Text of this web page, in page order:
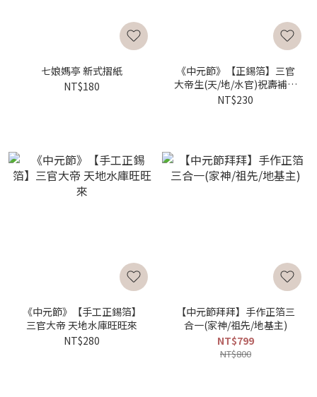
七娘媽亭 新式摺紙
NT$180
《中元節》【正錫箔】三官
大帝生(天/地/水官)祝壽補庫
好運來
NT$230
《中元節》【手工正錫箔】
三官大帝 天地水庫旺旺來
NT$280
【中元節拜拜】手作正箔三
合一(家神/祖先/地基主)
NT$799
NT$800